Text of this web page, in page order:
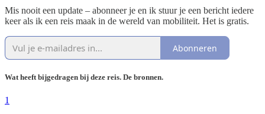
Mis nooit een update – abonneer je en ik stuur je een bericht iedere
keer als ik een reis maak in de wereld van mobiliteit. Het is gratis.
Abonneren
Wat heeft bijgedragen bij deze reis. De bronnen.
1